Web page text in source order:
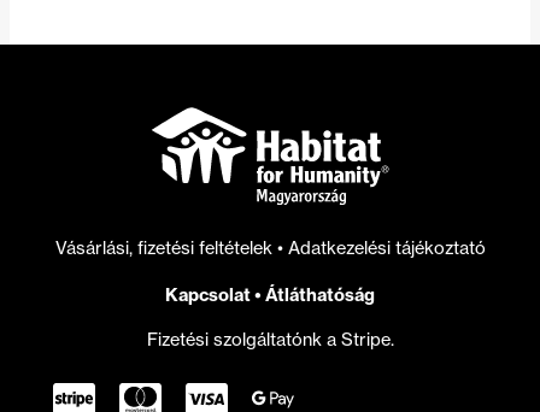
Vásárlási, fizetési feltételek • Adatkezelési tájékoztató
Kapcsolat• Átláthatóság
Fizetési szolgáltatónk a Stripe.